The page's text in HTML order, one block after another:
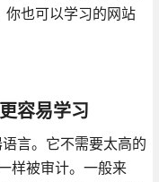
你也可以学习的网站
容易学习
言。它不需要太高的
样被审计。一般来